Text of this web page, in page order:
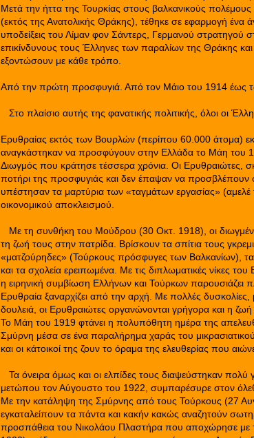
Μετά την ήττα της Τουρκίας στους βαλκανικούς
(εκτός της Ανατολικής Θράκης), τέθηκε σε εφαρμογή ένα
υποδείξεις του Λίμαν φον Σάντερς, Γερμανού στρατηγού
επικίνδυνους τους Έλληνες των παραλίων της Θράκης
εξοντώσουν με κάθε τρόπο.
Από την πρώτη προσφυγιά. Από τον Μάιο του 1914 έως
Στο πλαίσιο αυτής της φανατικής πολιτικής, όλοι οι
Ερυθραίας εκτός των Βουρλών (περίπου 60.000 άτομα)
αναγκάστηκαν να προσφύγουν στην Ελλάδα το Μάη του
Διωγμός που κράτησε τέσσερα χρόνια. Οι Ερυθραιώτες,
ποτήρι της προσφυγιάς και δεν έπαψαν να προσβλέπουν
υπέστησαν τα μαρτύρια των «ταγμάτων εργασίας» (αμελέ
οικονομικού αποκλεισμού.
Με τη συνθήκη του Μούδρου (30 Οκτ. 1918), οι
τη ζωή τους στην πατρίδα. Βρίσκουν τα σπίτια τους
«ματζούρηδες» (Τούρκους πρόσφυγες των Βαλκανίων),
και τα σχολεία ερειπωμένα. Με τις διπλωματικές νίκες του
η ειρηνική συμβίωση Ελλήνων και Τούρκων
Ερυθραία ξαναρχίζει από την αρχή. Με πολλές
δουλειά, οι Ερυθραιώτες οργανώνονται γρήγορα και η
Το Μάη του 1919 φτάνει η πολυπόθητη ημέρα της
Σμύρνη μέσα σε ένα παραλήρημα χαράς του
και οι κάτοικοί της ζουν το όραμα της ελευθερίας που
Τα όνειρα όμως και οι ελπίδες τους διαψεύστηκαν
μετώπου τον Αύγουστο του 1922, συμπαρέσυρε στον
Με την κατάληψη της Σμύρνης από τους Τούρκους (27
εγκαταλείπουν τα πάντα και κακήν κακώς αναζητούν
προσπάθεια του Νικολάου Πλαστήρα που αποχώρησε με